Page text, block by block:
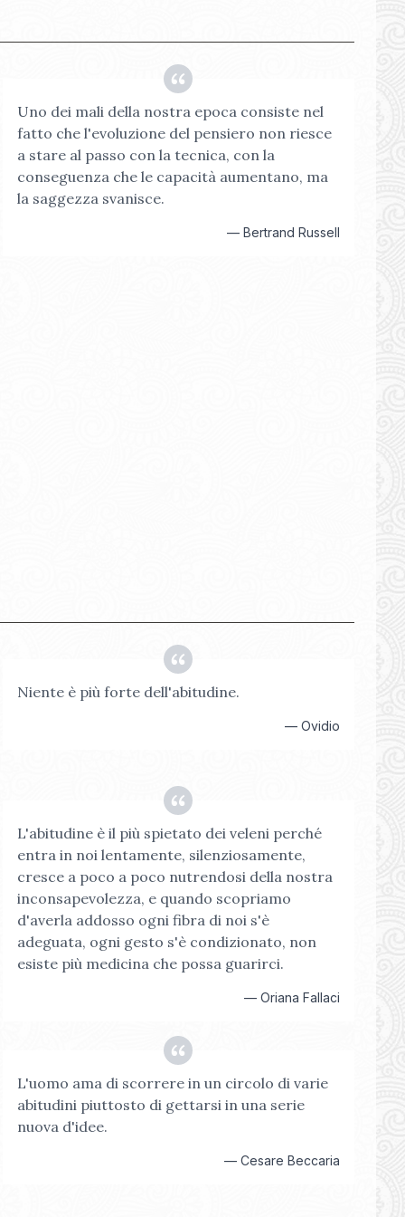
Uno dei mali della nostra epoca consiste nel
fatto che l'evoluzione del pensiero non riesce
a stare al passo con la tecnica, con la
conseguenza che le capacità aumentano, ma
la saggezza svanisce.
— Bertrand Russell
Niente è più forte dell'abitudine.
— Ovidio
L'abitudine è il più spietato dei veleni perché
entra in noi lentamente, silenziosamente,
cresce a poco a poco nutrendosi della nostra
inconsapevolezza, e quando scopriamo
d'averla addosso ogni fibra di noi s'è
adeguata, ogni gesto s'è condizionato, non
esiste più medicina che possa guarirci.
— Oriana Fallaci
L'uomo ama di scorrere in un circolo di varie
abitudini piuttosto di gettarsi in una serie
nuova d'idee.
— Cesare Beccaria